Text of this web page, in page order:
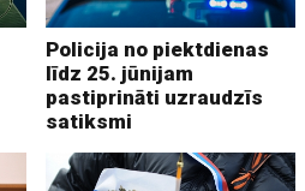
Policija no piektdienas
līdz 25. jūnijam
pastiprināti uzraudzīs
satiksmi